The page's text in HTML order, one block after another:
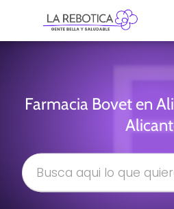
Farmacia Bovet en